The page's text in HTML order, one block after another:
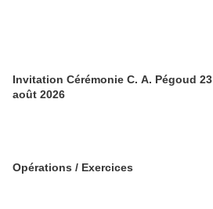
Invitation Cérémonie C. A. Pégoud 23
août 2026
Opérations / Exercices